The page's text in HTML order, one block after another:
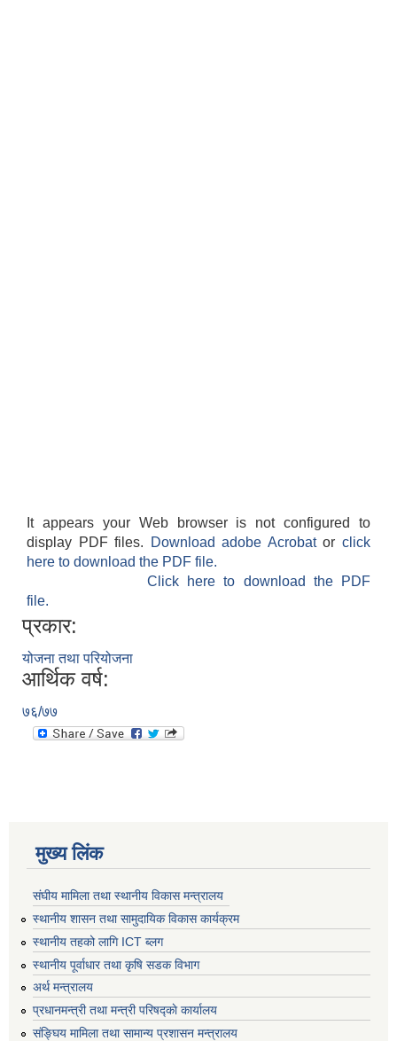
It appears your Web browser is not configured to
display PDF files.
Download adobe Acrobatorclick
here to download the PDF file.
Click here to download the PDF
file.
प्रकार:
योजना तथा परियोजना
आर्थिक वर्ष:
७६/७७
मुख्य लिंक
संघीय मामिला तथा स्थानीय विकास मन्त्रालय
स्थानीय शासन तथा सामुदायिक विकास कार्यक्रम
स्थानीय तहको लागि ICT ब्लग
स्थानीय पूर्वाधार तथा कृषि सडक विभाग
अर्थ मन्त्रालय
प्रधानमन्त्री तथा मन्त्री परिषद्काे कार्यालय
संङ्घिय मामिला तथा सामान्य प्रशासन मन्त्रालय